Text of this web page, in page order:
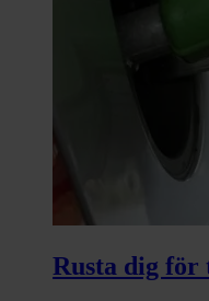
Rusta dig